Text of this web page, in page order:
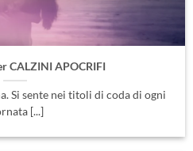
CALZINI APOCRIFI
Si sente nei titoli di coda di ogni
[...]